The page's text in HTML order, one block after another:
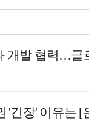
개발 협력…글
'긴장' 이유는 [